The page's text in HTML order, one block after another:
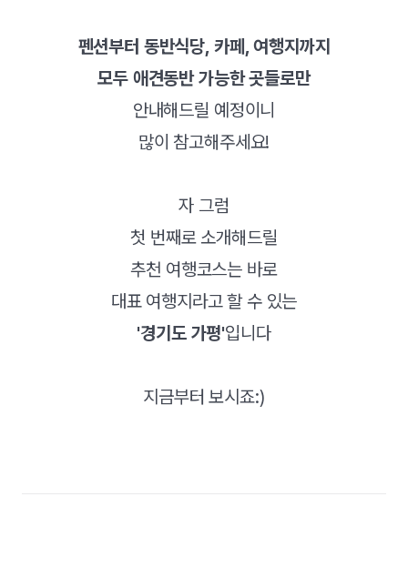
펜션부터 동반식당, 카페, 여행지까지
모두 애견동반 가능한 곳들로만
안내해드릴 예정이니
많이 참고해주세요!
자 그럼
첫 번째로 소개해드릴
추천 여행코스는 바로
대표 여행지라고 할 수 있는
'경기도 가평'입니다
지금부터 보시죠:)